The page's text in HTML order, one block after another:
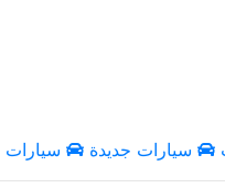
سيارات جديدة